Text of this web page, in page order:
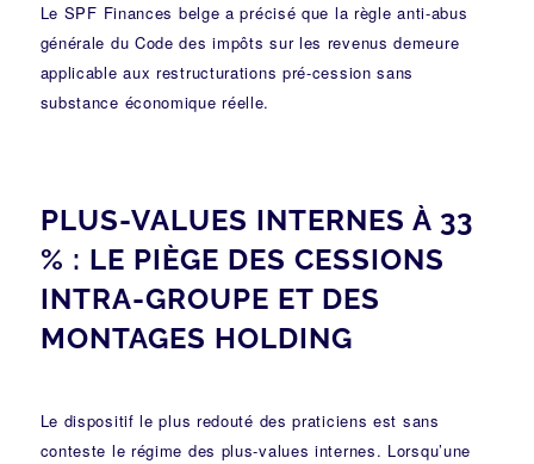
Le SPF Finances belge a précisé que la règle anti-abus
générale du Code des impôts sur les revenus demeure
applicable aux restructurations pré-cession sans
substance économique réelle.
PLUS-VALUES INTERNES À 33
% : LE PIÈGE DES CESSIONS
INTRA-GROUPE ET DES
MONTAGES HOLDING
Le dispositif le plus redouté des praticiens est sans
conteste le régime des plus-values internes. Lorsqu’une